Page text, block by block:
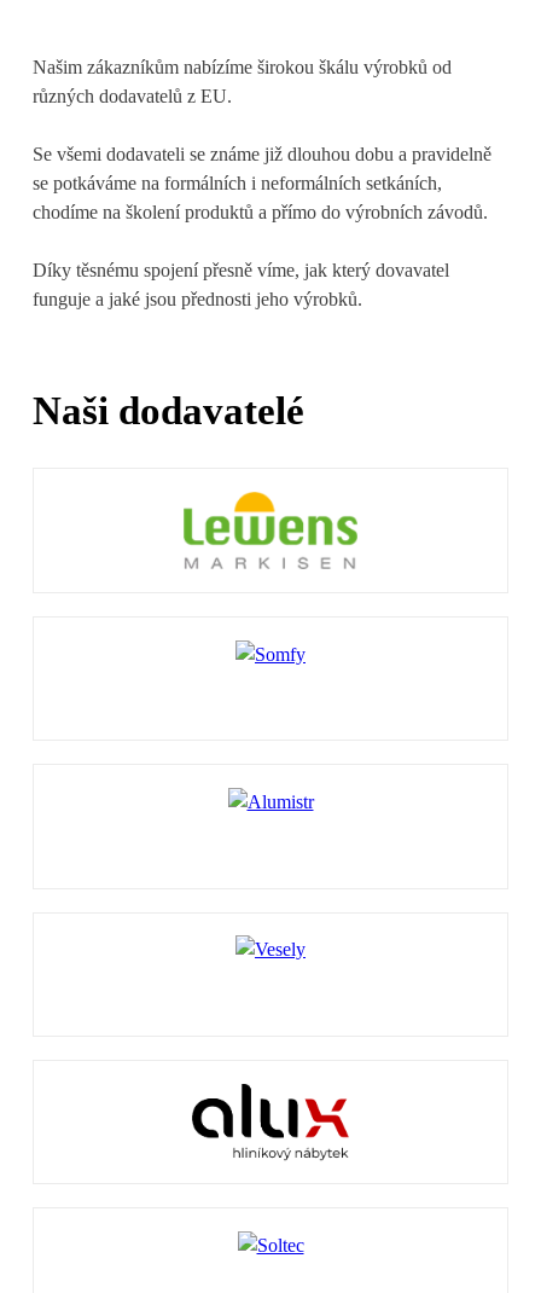
Našim zákazníkům nabízíme širokou škálu výrobků od
různých dodavatelů z EU.
Se všemi dodavateli se známe již dlouhou dobu a pravidelně
se potkáváme na formálních i neformálních setkáních,
chodíme na školení produktů a přímo do výrobních závodů.
Díky těsnému spojení přesně víme, jak který dovavatel
funguje a jaké jsou přednosti jeho výrobků.
Naši dodavatelé